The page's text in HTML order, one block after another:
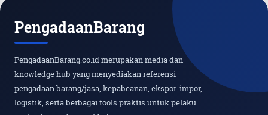
PengadaanBarang
PengadaanBarang.co.id merupakan media dan
knowledge hub yang menyediakan referensi
pengadaan barang/jasa, kepabeanan, ekspor-impor,
logistik, serta berbagai tools praktis untuk pelaku